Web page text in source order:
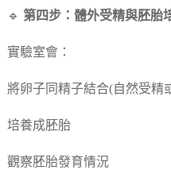
🔹 第四步：體外受精與胚胎
實驗室會：
將卵子同精子結合(自然受精
培養成胚胎
觀察胚胎發育情況